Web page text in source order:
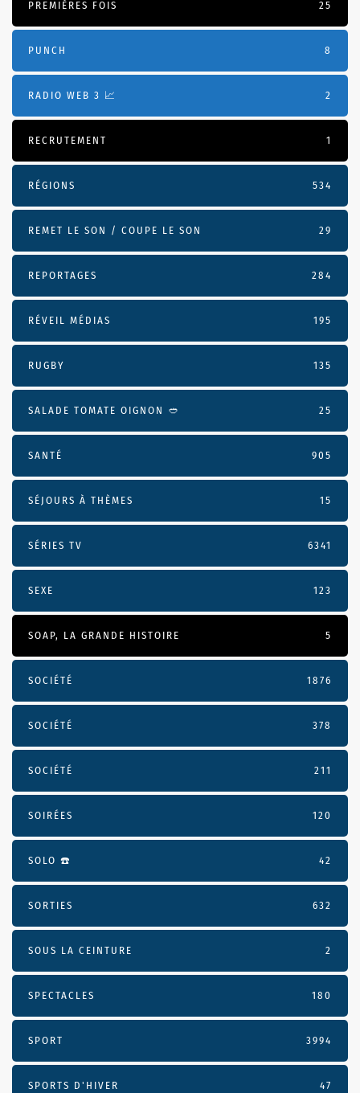
PREMIÈRES FOIS 25
PUNCH 8
RADIO WEB 3 📈 2
RECRUTEMENT 1
RÉGIONS 534
REMET LE SON / COUPE LE SON 29
REPORTAGES 284
RÉVEIL MÉDIAS 195
RUGBY 135
SALADE TOMATE OIGNON 🥙 25
SANTÉ 905
SÉJOURS À THÈMES 15
SÉRIES TV 6341
SEXE 123
SOAP, LA GRANDE HISTOIRE 5
SOCIÉTÉ 1876
SOCIÉTÉ 378
SOCIÉTÉ 211
SOIRÉES 120
SOLO ☎️ 42
SORTIES 632
SOUS LA CEINTURE 2
SPECTACLES 180
SPORT 3994
SPORTS D'HIVER 47